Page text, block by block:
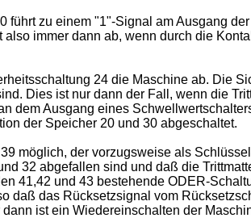
führt zu einem "1"-Signal am Ausgang
immer dann ab, wenn durch die
24 die Maschine ab. Die
Dies ist nur dann der Fall, wenn die
dem Ausgang eines
der Speicher 20 und 30 abgeschaltet.
möglich, der vorzugsweise als
32 abgefallen sind und daß die
41,42 und 43 bestehende ODER-
daß das Rücksetzsignal vom
ist ein Wiedereinschalten der